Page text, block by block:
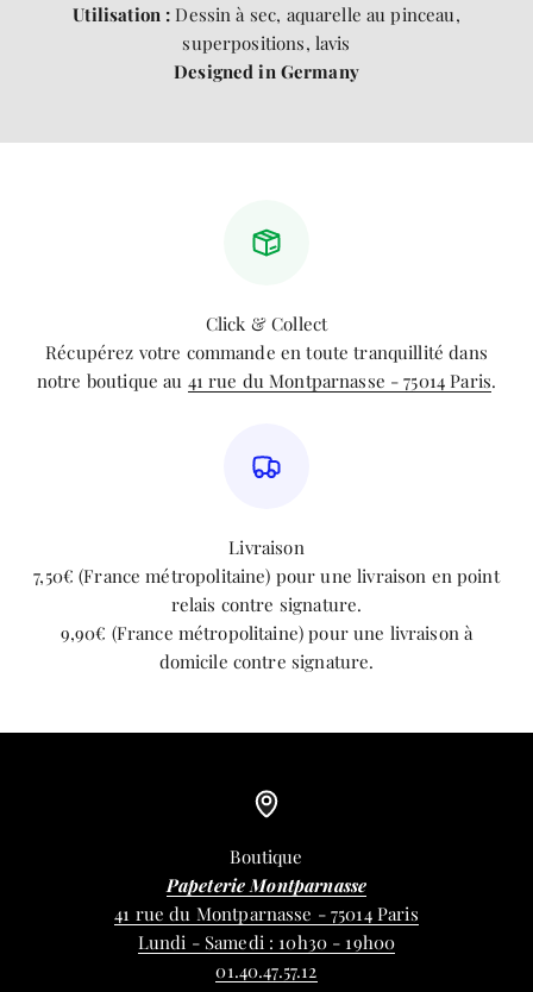
Utilisation : Dessin à sec, aquarelle au pinceau,
superpositions, lavis
Designed in Germany
Click & Collect
Récupérez votre commande en toute tranquillité dans
notre boutique au 41 rue du Montparnasse - 75014 Paris.
Livraison
7,50€ (France métropolitaine) pour une livraison en point
relais contre signature.
9,90€ (France métropolitaine) pour une livraison à
domicile contre signature.
Boutique
Papeterie Montparnasse
41 rue du Montparnasse - 75014 Paris
Lundi - Samedi : 10h30 - 19h00
01.40.47.57.12